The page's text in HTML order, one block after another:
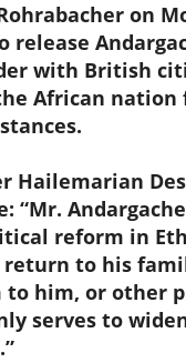
on
with British
African nation
Hailemarian
“Mr.
reform in
return to his
him, or other
serves to